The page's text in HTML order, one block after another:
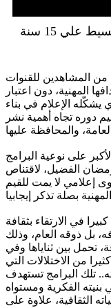
المشاهدين للقنوات
المهنية، دون اعتبار
يشكّله الإعلام في بناء
دوره تجاه أهمية نشر
على نوعية البرامج
الفضيل، لاقتناص
إعلامي لا يمت للقيم
في الارتقاء بثقافة
بل ذوقه العام، وذلك
تحمل بين ثناياها وفي
من الاختلالات التي
تلك البرامج تستهدف
الفكرية ومستواه
الثقافية، علاوة على